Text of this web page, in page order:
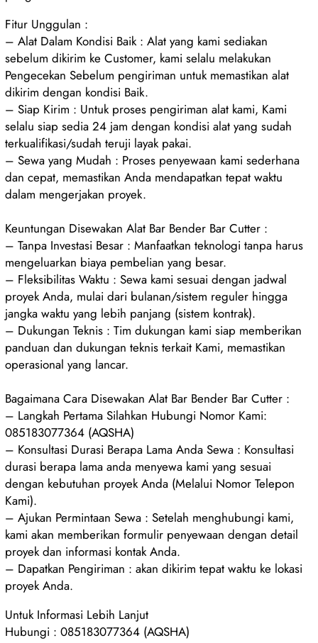
Fitur Unggulan :
– Alat Dalam Kondisi Baik : Alat yang kami sediakan
sebelum dikirim ke Customer, kami selalu melakukan
Pengecekan Sebelum pengiriman untuk memastikan alat
dikirim dengan kondisi Baik.
– Siap Kirim : Untuk proses pengiriman alat kami, Kami
selalu siap sedia 24 jam dengan kondisi alat yang sudah
terkualifikasi/sudah teruji layak pakai.
– Sewa yang Mudah : Proses penyewaan kami sederhana
dan cepat, memastikan Anda mendapatkan tepat waktu
dalam mengerjakan proyek.
Keuntungan Disewakan Alat Bar Bender Bar Cutter :
– Tanpa Investasi Besar : Manfaatkan teknologi tanpa harus
mengeluarkan biaya pembelian yang besar.
– Fleksibilitas Waktu : Sewa kami sesuai dengan jadwal
proyek Anda, mulai dari bulanan/sistem reguler hingga
jangka waktu yang lebih panjang (sistem kontrak).
– Dukungan Teknis : Tim dukungan kami siap memberikan
panduan dan dukungan teknis terkait Kami, memastikan
operasional yang lancar.
Bagaimana Cara Disewakan Alat Bar Bender Bar Cutter :
– Langkah Pertama Silahkan Hubungi Nomor Kami:
085183077364 (AQSHA)
– Konsultasi Durasi Berapa Lama Anda Sewa : Konsultasi
durasi berapa lama anda menyewa kami yang sesuai
dengan kebutuhan proyek Anda (Melalui Nomor Telepon
Kami).
– Ajukan Permintaan Sewa : Setelah menghubungi kami,
kami akan memberikan formulir penyewaan dengan detail
proyek dan informasi kontak Anda.
– Dapatkan Pengiriman : akan dikirim tepat waktu ke lokasi
proyek Anda.
Untuk Informasi Lebih Lanjut
Hubungi : 085183077364 (AQSHA)